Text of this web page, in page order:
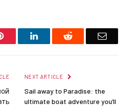
Pinterest LinkedIn Reddit Email
NEXT ARTICLE
Sail away to Paradise: the
ultimate boat adventure you’ll